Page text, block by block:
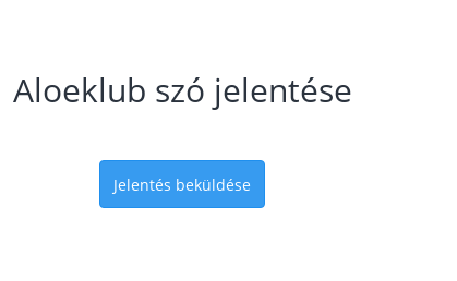
Aloeklub szó jelentése
Jelentés beküldése